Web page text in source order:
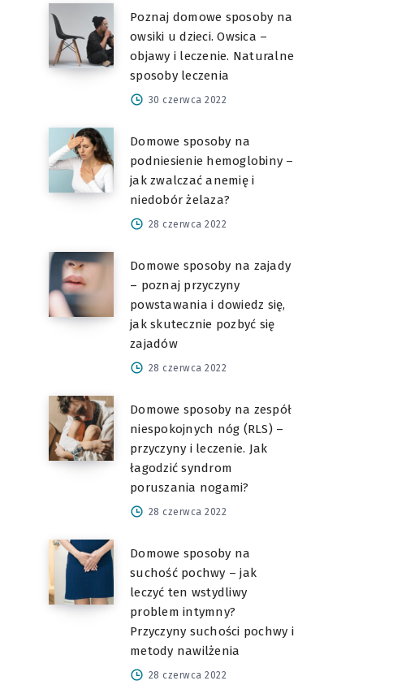
Poznaj domowe sposoby na
owsiki u dzieci. Owsica –
objawy i leczenie. Naturalne
sposoby leczenia
30 czerwca 2022
Domowe sposoby na
podniesienie hemoglobiny –
jak zwalczać anemię i
niedobór żelaza?
28 czerwca 2022
Domowe sposoby na zajady
– poznaj przyczyny
powstawania i dowiedz się,
jak skutecznie pozbyć się
zajadów
28 czerwca 2022
Domowe sposoby na zespół
niespokojnych nóg (RLS) –
przyczyny i leczenie. Jak
łagodzić syndrom
poruszania nogami?
28 czerwca 2022
Domowe sposoby na
suchość pochwy – jak
leczyć ten wstydliwy
problem intymny?
Przyczyny suchości pochwy i
metody nawilżenia
28 czerwca 2022